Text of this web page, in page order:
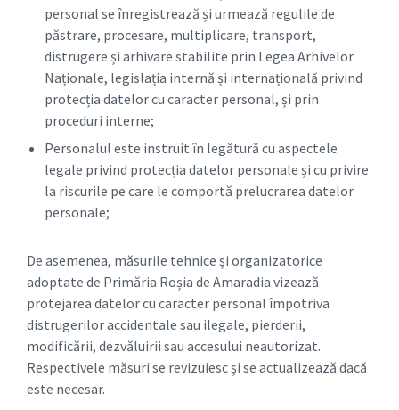
personal se înregistrează și urmează regulile de
păstrare, procesare, multiplicare, transport,
distrugere și arhivare stabilite prin Legea Arhivelor
Naționale, legislația internă și internațională privind
protecția datelor cu caracter personal, și prin
proceduri interne;
Personalul este instruit în legătură cu aspectele
legale privind protecția datelor personale și cu privire
la riscurile pe care le comportă prelucrarea datelor
personale;
De asemenea, măsurile tehnice și organizatorice
adoptate de Primăria Roșia de Amaradia vizează
protejarea datelor cu caracter personal împotriva
distrugerilor accidentale sau ilegale, pierderii,
modificării, dezvăluirii sau accesului neautorizat.
Respectivele măsuri se revizuiesc și se actualizează dacă
este necesar.